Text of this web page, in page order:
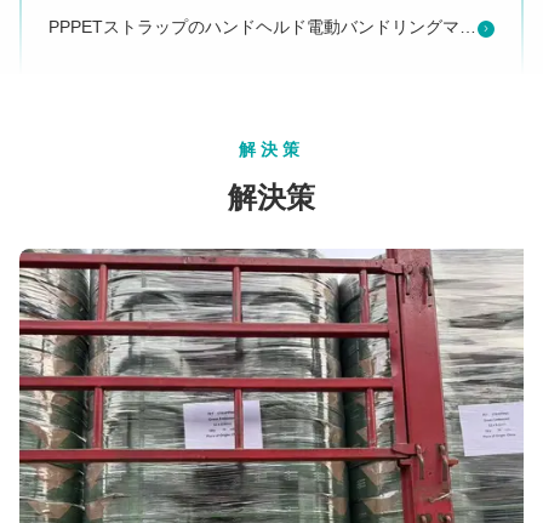
最安値の気圧鋼筋ストラッパー
高品質のプラスチックのストラッピングマシン
6000N ストラップ ストレンス フォース パネウマティック 32mm PET ストラッピング ツール パネウマティック フリー ブックル付き ハンドヘルド プラスチック 包装 機械
ストレンスシールと切断機能を持つプラスチック複合ストラッパー機械
高品質のハンド操作 バッテリーストラッピングツール リチウムバッテリー供給
コードバンド 32mm 機械用 半自動 コードストラッパー 半自動
工場 卸売 耐久 バッテリー ストラッピング ツール ストレージ シーリング と カットオフ 組み合わせ
ポータブル パネウマティック バリングプレス 32mm PP/PET ストラップ 6000N ストレンスフォース ハンドヘルド パネウマティック ストラッピング ツール パレット ストラッピング マシン
解決策
解決策